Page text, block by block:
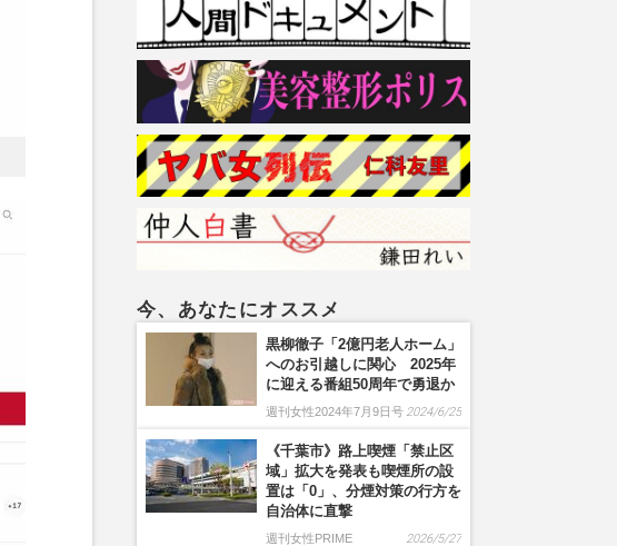
今、あなたにオススメ
黒柳徹子「2億円老人ホーム」
へのお引越しに関心 2025年
に迎える番組50周年で勇退か
週刊女性2024年7月9日号 2024/6/25
《千葉市》路上喫煙「禁止区
域」拡大を発表も喫煙所の設
置は「0」、分煙対策の行方を
自治体に直撃
週刊女性PRIME 2026/5/27